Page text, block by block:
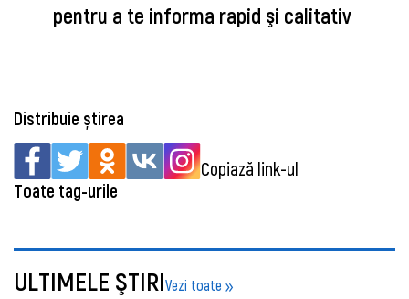
pentru a te informa rapid şi calitativ
Distribuie știrea
Copiază link-ul
Toate tag-urile
ULTIMELE ŞTIRIVezi toate